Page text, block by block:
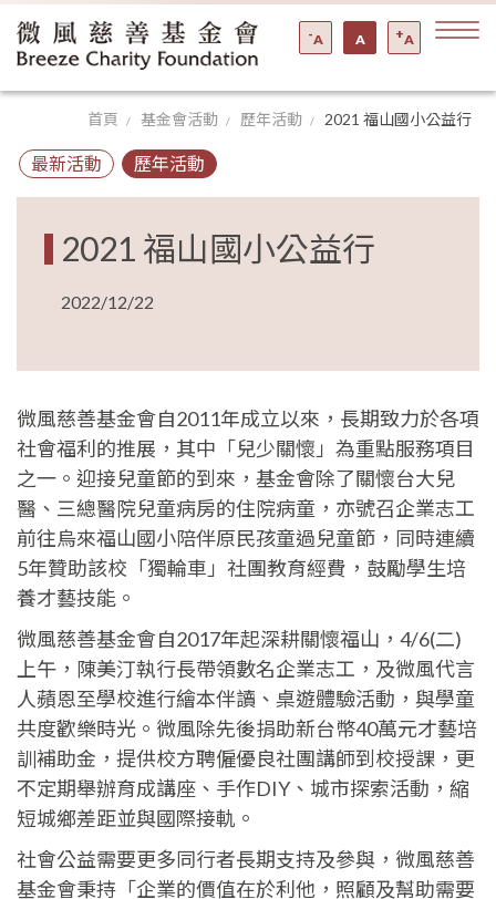
+A
A
-A
首頁 基金會活動 歷年活動 2021 福山國小公益行
最新活動 歷年活動
2021 福山國小公益行
2022/12/22
微風慈善基金會自2011年成立以來，長期致力於各項
社會福利的推展，其中「兒少關懷」為重點服務項目
之一。迎接兒童節的到來，基金會除了關懷台大兒
醫、三總醫院兒童病房的住院病童，亦號召企業志工
前往烏來福山國小陪伴原民孩童過兒童節，同時連續
5年贊助該校「獨輪車」社團教育經費，鼓勵學生培
養才藝技能。
微風慈善基金會自2017年起深耕關懷福山，4/6(二)
上午，陳美汀執行長帶領數名企業志工，及微風代言
人蘋恩至學校進行繪本伴讀、桌遊體驗活動，與學童
共度歡樂時光。微風除先後捐助新台幣40萬元才藝培
訓補助金，提供校方聘僱優良社團講師到校授課，更
不定期舉辦育成講座、手作DIY、城市探索活動，縮
短城鄉差距並與國際接軌。
社會公益需要更多同行者長期支持及參與，微風慈善
基金會秉持「企業的價值在於利他，照顧及幫助需要